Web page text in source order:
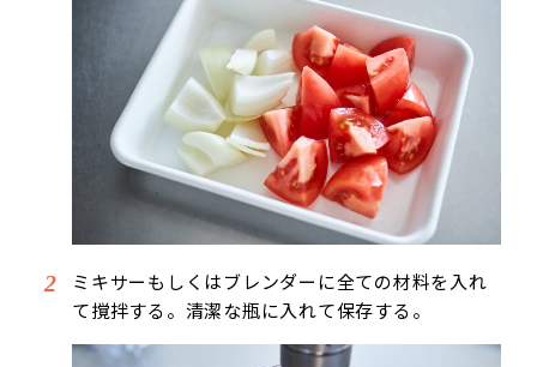
ミキサーもしくはブレンダーに全ての材料を入れ
て撹拌する。清潔な瓶に入れて保存する。